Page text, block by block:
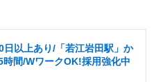
以上あり/「若江岩田駅」か
間/WワークOK!採用強化中